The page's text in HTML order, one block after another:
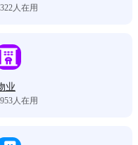
人在用
业
人在用